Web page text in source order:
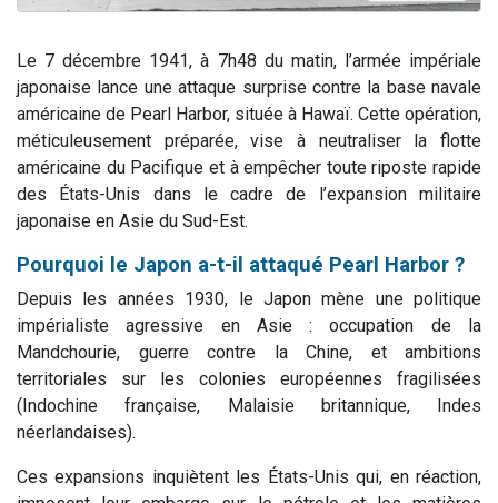
Le 7 décembre 1941, à 7h48 du matin, l’armée impériale
japonaise lance une attaque surprise contre la base navale
américaine de Pearl Harbor, située à Hawaï. Cette opération,
méticuleusement préparée, vise à neutraliser la flotte
américaine du Pacifique et à empêcher toute riposte rapide
des États-Unis dans le cadre de l’expansion militaire
japonaise en Asie du Sud-Est.
Pourquoi le Japon a-t-il attaqué Pearl Harbor ?
Depuis les années 1930, le Japon mène une politique
impérialiste agressive en Asie : occupation de la
Mandchourie, guerre contre la Chine, et ambitions
territoriales sur les colonies européennes fragilisées
(Indochine française, Malaisie britannique, Indes
néerlandaises).
Ces expansions inquiètent les États-Unis qui, en réaction,